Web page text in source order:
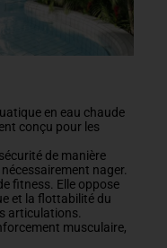
en eau chaude
conçu pour les
de manière
nager.
fitness. Elle oppose
et la flottabilité du
articulations.
musculaire,